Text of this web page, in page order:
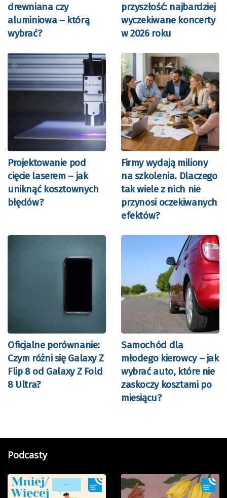
drewniana czy
aluminiowa – którą
wybrać?
przyszłość: najbardziej
wyczekiwane koncerty
w 2026 roku
Projektowanie pod
cięcie laserem – jak
uniknąć kosztownych
błędów?
Firmy wydają miliony
na szkolenia. Dlaczego
tak wiele z nich nie
przynosi oczekiwanych
efektów?
Oficjalne porównanie:
Czym różni się Galaxy Z
Flip 8 od Galaxy Z Fold
8 Ultra?
Samochód dla
młodego kierowcy – jak
wybrać auto, które nie
zaskoczy kosztami po
miesiącu?
Podcasty